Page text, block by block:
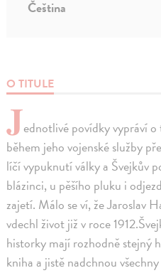
O TITULE
Jednotlivé povídky vypráví
během jeho vojenské služby
líčí vypuknutí války a Švejkův
blázinci, u pěšího pluku i
zajetí. Málo se ví, že Jaroslav
vdechl život již v roce
historky mají rozhodně stejný
kniha a jistě nadchnou
Čeština